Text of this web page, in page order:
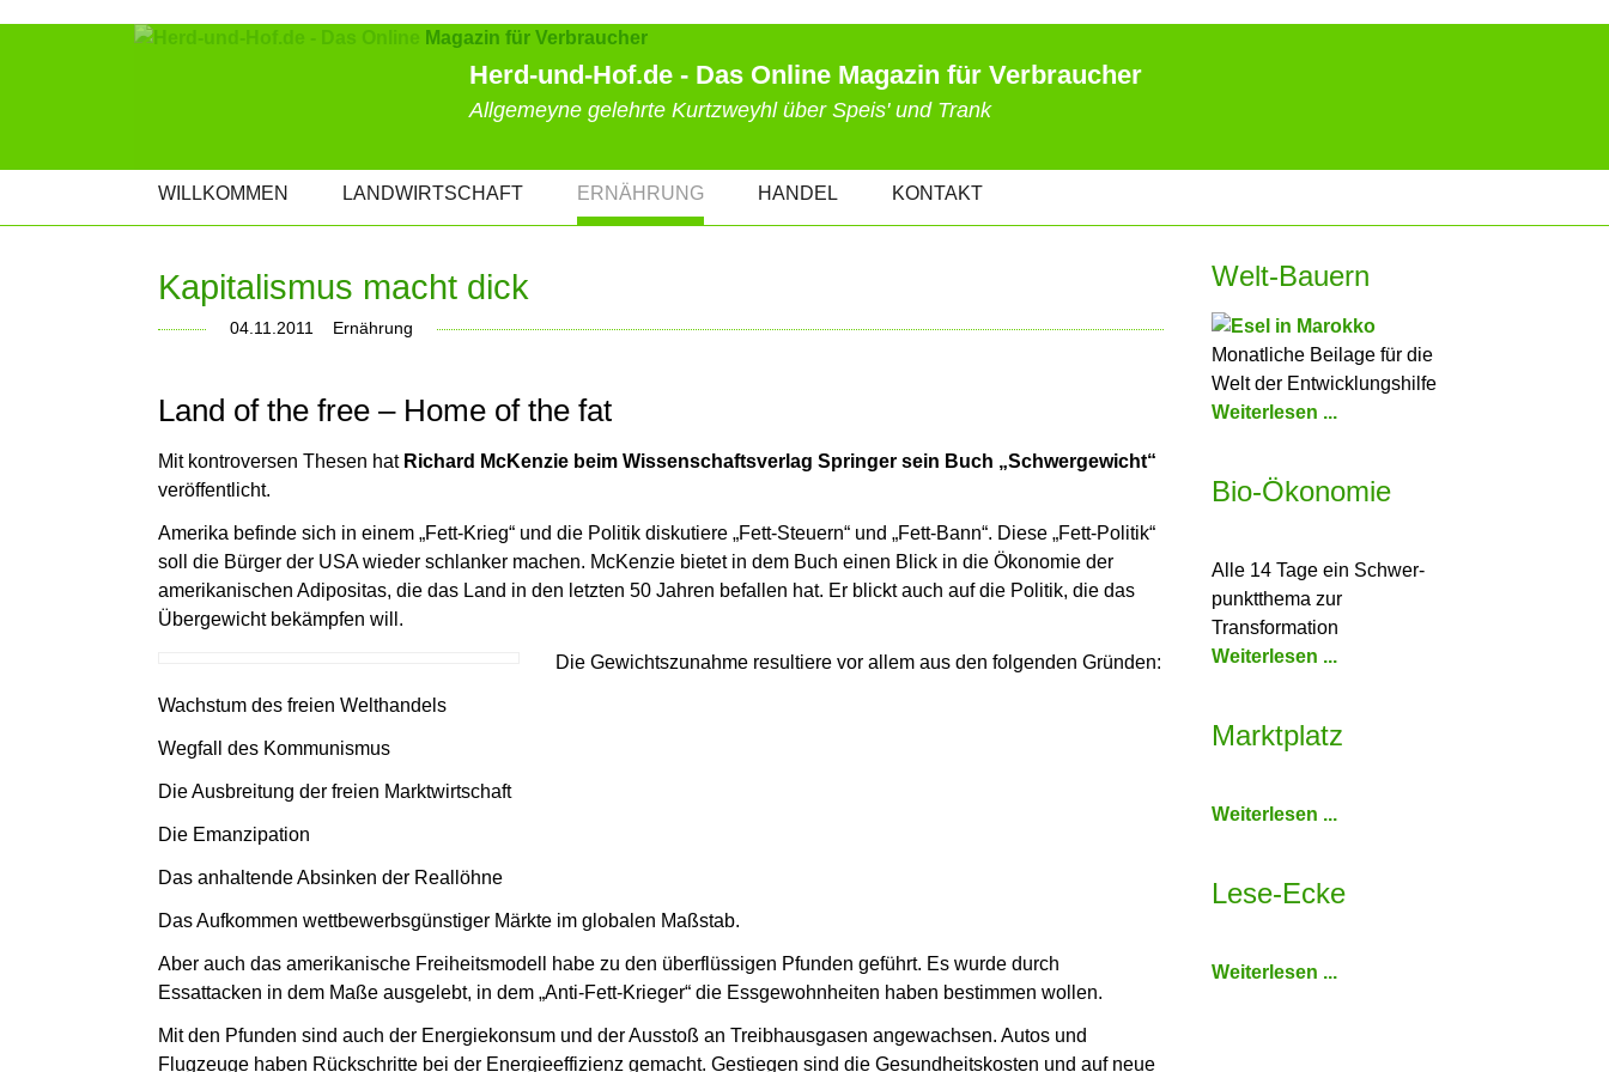
Herd-und-Hof.de - Das Online Magazin für Verbraucher
Allgemeyne gelehrte Kurtzweyhl über Speis' und Trank
NAVIGATION
ÜBERSPRINGEN
WILLKOMMEN LANDWIRTSCHAFT ERNÄHRUNG HANDEL KONTAKT
Kapitalismus macht dick
04.11.2011 Ernährung
Land of the free – Home of the fat
Mit kontroversen Thesen hat Richard McKenzie beim Wissenschaftsverlag Springer sein Buch „Schwergewicht“
veröffentlicht.
Amerika befinde sich in einem „Fett-Krieg“ und die Politik diskutiere „Fett-Steuern“ und „Fett-Bann“. Diese „Fett-Politik“
soll die Bürger der USA wieder schlanker machen. McKenzie bietet in dem Buch einen Blick in die Ökonomie der
amerikanischen Adipositas, die das Land in den letzten 50 Jahren befallen hat. Er blickt auch auf die Politik, die das
Übergewicht bekämpfen will.
Die Gewichtszunahme resultiere vor allem aus den folgenden Gründen:
Wachstum des freien Welthandels
Wegfall des Kommunismus
Die Ausbreitung der freien Marktwirtschaft
Die Emanzipation
Das anhaltende Absinken der Reallöhne
Das Aufkommen wettbewerbsgünstiger Märkte im globalen Maßstab.
Aber auch das amerikanische Freiheitsmodell habe zu den überflüssigen Pfunden geführt. Es wurde durch
Essattacken in dem Maße ausgelebt, in dem „Anti-Fett-Krieger“ die Essgewohnheiten haben bestimmen wollen.
Mit den Pfunden sind auch der Energiekonsum und der Ausstoß an Treibhausgasen angewachsen. Autos und
Flugzeuge haben Rückschritte bei der Energieeffizienz gemacht. Gestiegen sind die Gesundheitskosten und auf neue
Welt-Bauern
Monatliche Beilage für die
Welt der Entwicklungshilfe
Weiterlesen ...
Bio-Ökonomie
Alle 14 Tage ein Schwer­
punkt­thema zur
Transformation
Weiterlesen ...
Marktplatz
Weiterlesen ...
Lese-Ecke
Weiterlesen ...